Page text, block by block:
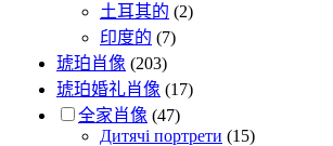
土耳其的 (2)
印度的 (7)
琥珀肖像 (203)
琥珀婚礼肖像 (17)
全家肖像 (47)
Дитячі портрети (15)